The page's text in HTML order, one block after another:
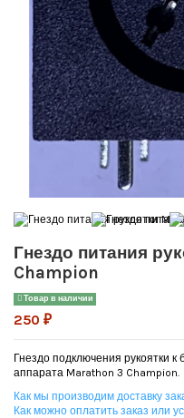
Гнездо питания
Champion
Товар в наличии
250 ₽
Гнездо подключения рукоятки
аппарата Marathon 3 Champion.
Как мы производим доставку
Как можно оплатить заказ или